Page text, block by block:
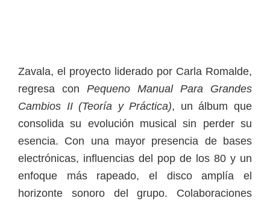
Zavala, el proyecto liderado por Carla Romalde,
regresa con Pequeno Manual Para Grandes
Cambios II (Teoría y Práctica), un álbum que
consolida su evolución musical sin perder su
esencia. Con una mayor presencia de bases
electrónicas, influencias del pop de los 80 y un
enfoque más rapeado, el disco amplía el
horizonte sonoro del grupo. Colaboraciones